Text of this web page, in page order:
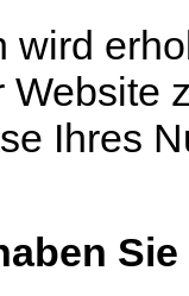
wird
Website
Ihres